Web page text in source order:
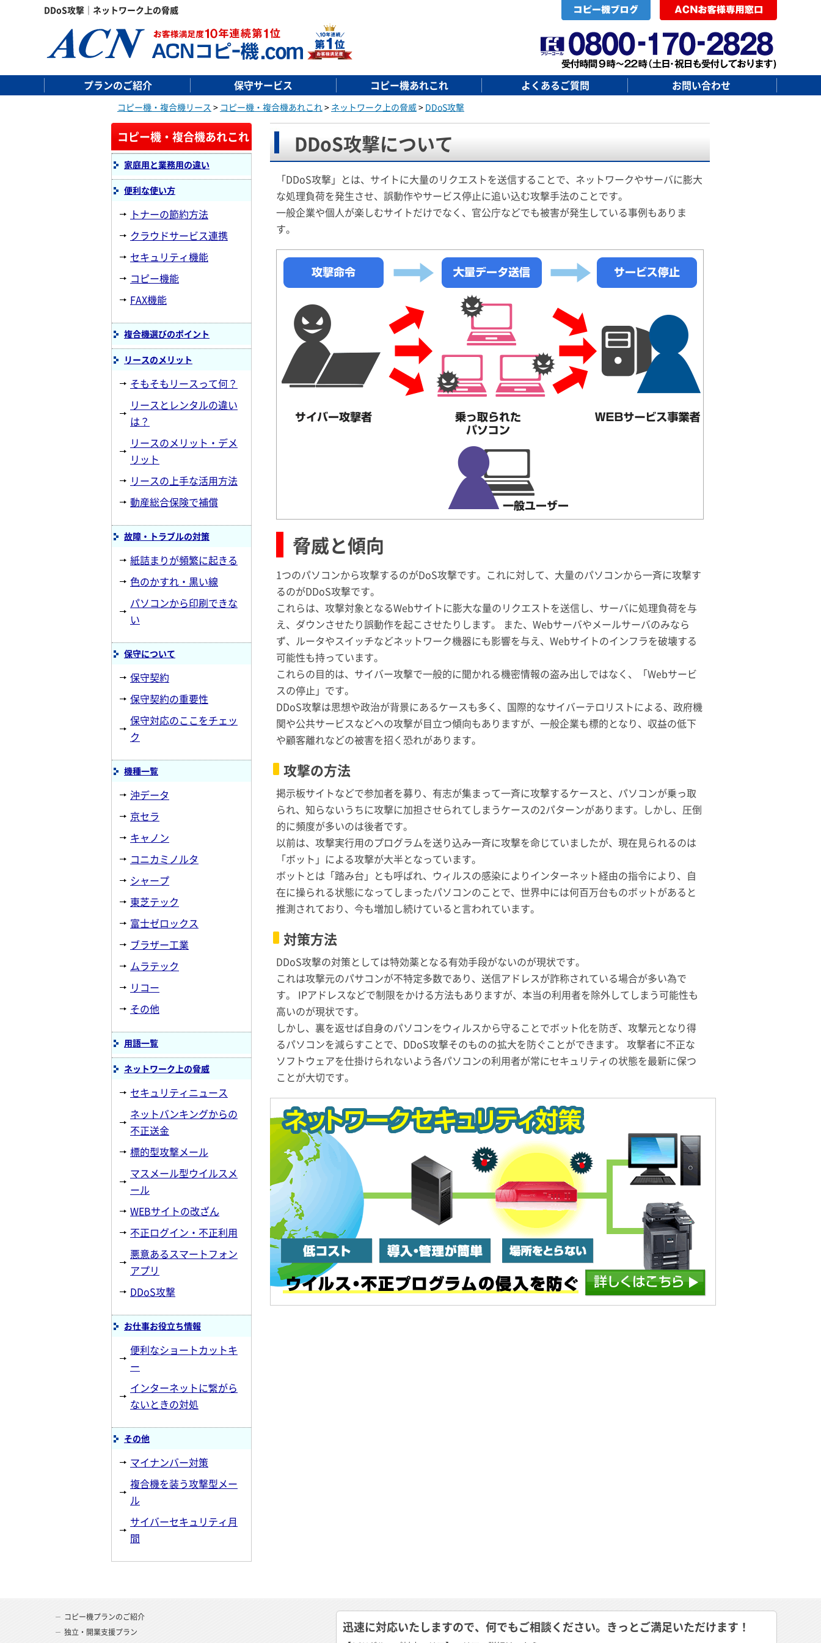
DDoS攻撃｜ネットワーク上の脅威
プランのご紹介 保守サービス コピー機あれこれ よくあるご質問 お問い合わせ
コピー機・複合機リース > コピー機・複合機あれこれ> ネットワーク上の脅威> DDoS攻撃
DDoS攻撃について
「DDoS攻撃」とは、サイトに大量のリクエストを送信することで、ネットワークやサーバに膨大
な処理負荷を発生させ、誤動作やサービス停止に追い込む攻撃手法のことです。
一般企業や個人が楽しむサイトだけでなく、官公庁などでも被害が発生している事例もありま
す。
脅威と傾向
1つのパソコンから攻撃するのがDoS攻撃です。これに対して、大量のパソコンから一斉に攻撃す
るのがDDoS攻撃です。
これらは、攻撃対象となるWebサイトに膨大な量のリクエストを送信し、サーバに処理負荷を与
え、ダウンさせたり誤動作を起こさせたりします。 また、Webサーバやメールサーバのみなら
ず、ルータやスイッチなどネットワーク機器にも影響を与え、Webサイトのインフラを破壊する
可能性も持っています。
これらの目的は、サイバー攻撃で一般的に聞かれる機密情報の盗み出しではなく、「Webサービ
スの停止」です。
DDoS攻撃は思想や政治が背景にあるケースも多く、国際的なサイバーテロリストによる、政府機
関や公共サービスなどへの攻撃が目立つ傾向もありますが、一般企業も標的となり、収益の低下
や顧客離れなどの被害を招く恐れがあります。
攻撃の方法
掲示板サイトなどで参加者を募り、有志が集まって一斉に攻撃するケースと、パソコンが乗っ取
られ、知らないうちに攻撃に加担させられてしまうケースの2パターンがあります。しかし、圧倒
的に頻度が多いのは後者です。
以前は、攻撃実行用のプログラムを送り込み一斉に攻撃を命じていましたが、現在見られるのは
「ボット」による攻撃が大半となっています。
ボットとは「踏み台」とも呼ばれ、ウィルスの感染によりインターネット経由の指令により、自
在に操られる状態になってしまったパソコンのことで、世界中には何百万台ものボットがあると
推測されており、今も増加し続けていると言われています。
対策方法
DDoS攻撃の対策としては特効薬となる有効手段がないのが現状です。
これは攻撃元のパサコンが不特定多数であり、送信アドレスが詐称されている場合が多い為で
す。 IPアドレスなどで制限をかける方法もありますが、本当の利用者を除外してしまう可能性も
高いのが現状です。
しかし、裏を返せば自身のパソコンをウィルスから守ることでボット化を防ぎ、攻撃元となり得
るパソコンを減らすことで、DDoS攻撃そのものの拡大を防ぐことができます。 攻撃者に不正な
ソフトウェアを仕掛けられないよう各パソコンの利用者が常にセキュリティの状態を最新に保つ
ことが大切です。
コピー機・複合機あれこれ
家庭用と業務用の違い
便利な使い方
トナーの節約方法
クラウドサービス連携
セキュリティ機能
コピー機能
FAX機能
複合機選びのポイント
リースのメリット
そもそもリースって何？
リースとレンタルの違い
は？
リースのメリット・デメ
リット
リースの上手な活用方法
動産総合保険で補償
故障・トラブルの対策
紙詰まりが頻繁に起きる
色のかすれ・黒い線
パソコンから印刷できな
い
保守について
保守契約
保守契約の重要性
保守対応のここをチェッ
ク
機種一覧
沖データ
京セラ
キャノン
コニカミノルタ
シャープ
東芝テック
富士ゼロックス
ブラザー工業
ムラテック
リコー
その他
用語一覧
ネットワーク上の脅威
セキュリティニュース
ネットバンキングからの
不正送金
標的型攻撃メール
マスメール型ウイルスメ
ール
WEBサイトの改ざん
不正ログイン・不正利用
悪意あるスマートフォン
アプリ
DDoS攻撃
お仕事お役立ち情報
便利なショートカットキ
ー
インターネットに繋がら
ないときの対処
その他
マイナンバー対策
複合機を装う攻撃型メー
ル
サイバーセキュリティ月
間
コピー機プランのご紹介
独立・開業支援プラン
迅速に対応いたしますので、何でもご相談ください。きっとご満足いただけます！